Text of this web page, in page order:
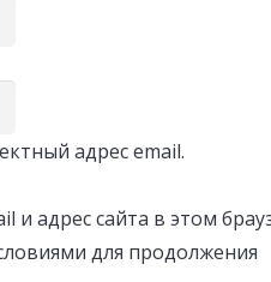
адрес email.
и адрес сайта в этом
для продолжения